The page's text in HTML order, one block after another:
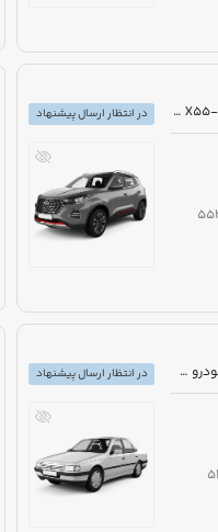
مزایده دولتی خودرو ام وی ام X55-PRO مدل 1401 رنگ مشکی متالیک
در انتظار ارسال پیشنهاد
مزایده دولتی تعداد 985 دستگاه خودرو سبک، سنگین و موتورسیکلت
در انتظار ارسال پیشنهاد